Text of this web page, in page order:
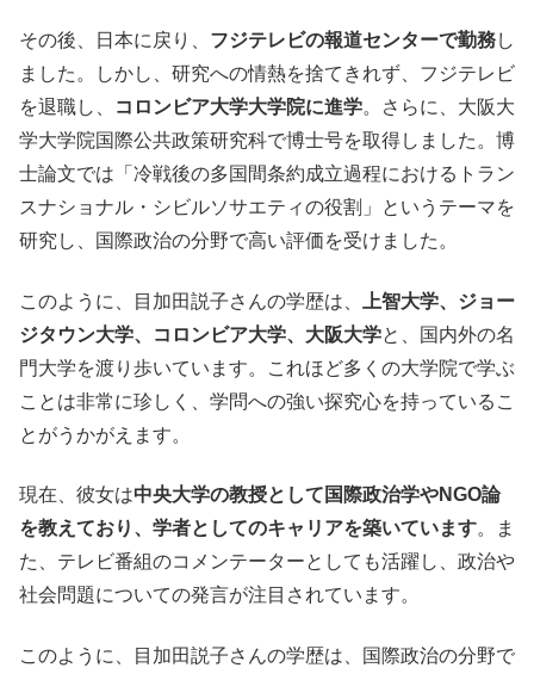
その後、日本に戻り、 フジテレビの報道センターで勤務し
ました。しかし、研究への情熱を捨てきれず、フジテレビ
を退職し、
コロンビア大学大学院に進学。さらに、大阪大
学大学院国際公共政策研究科で博士号を取得しました。博
士論文では「冷戦後の多国間条約成立過程におけるトラン
スナショナル・シビルソサエティの役割」というテーマを
研究し、国際政治の分野で高い評価を受けました。
このように、目加田説子さんの学歴は、
上智大学、ジョー
ジタウン大学、コロンビア大学、大阪大学と、国内外の名
門大学を渡り歩いています。これほど多くの大学院で学ぶ
ことは非常に珍しく、学問への強い探究心を持っているこ
とがうかがえます。
現在、彼女は中央大学の教授として国際政治学やNGO論
を教えており、学者としてのキャリアを築いています。ま
た、テレビ番組のコメンテーターとしても活躍し、政治や
社会問題についての発言が注目されています。
このように、目加田説子さんの学歴は、国際政治の分野で